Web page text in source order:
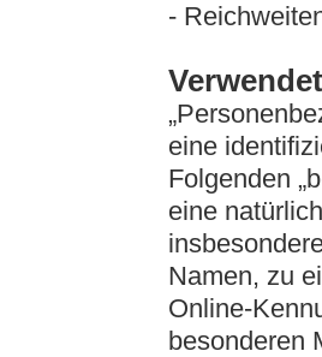
-
eine
Folgenden
eine
Namen, zu
Online-
besonderen